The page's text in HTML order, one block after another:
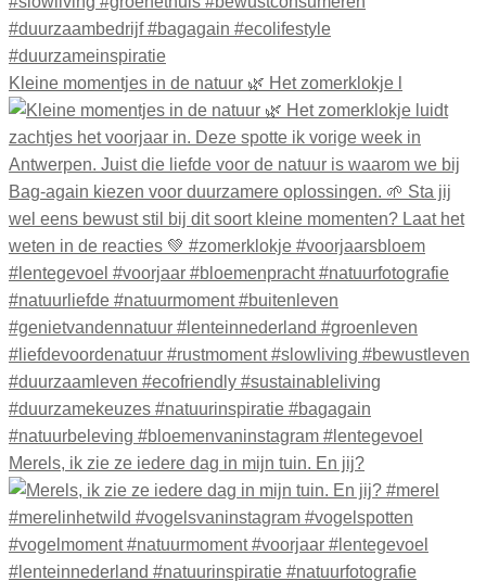
Kleine momentjes in de natuur 🌿 Het zomerklokje l
Merels, ik zie ze iedere dag in mijn tuin. En jij?